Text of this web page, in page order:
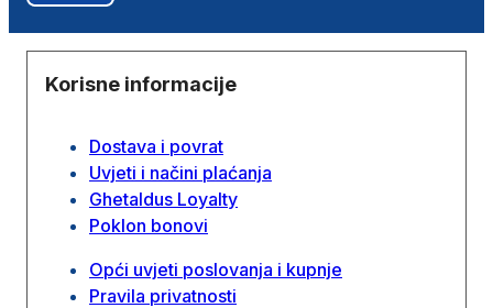
Korisne informacije
Dostava i povrat
Uvjeti i načini plaćanja
Ghetaldus Loyalty
Poklon bonovi
Opći uvjeti poslovanja i kupnje
Pravila privatnosti